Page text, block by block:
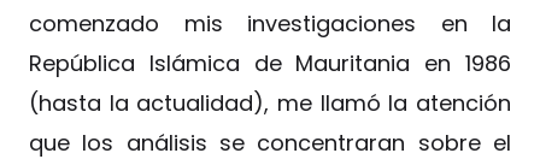
comenzado mis investigaciones en la
República Islámica de Mauritania en 1986
(hasta la actualidad), me llamó la atención
que los análisis se concentraran sobre el